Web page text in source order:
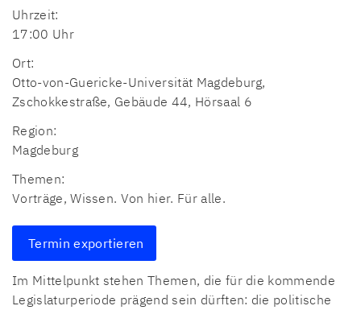
Uhrzeit:
17:00 Uhr
Ort:
Otto-von-Guericke-Universität Magdeburg,
Zschokkestraße, Gebäude 44, Hörsaal 6
Region:
Magdeburg
Themen:
Vorträge, Wissen. Von hier. Für alle.
Termin exportieren
Im Mittelpunkt stehen Themen, die für die kommende
Legislaturperiode prägend sein dürften: die politische